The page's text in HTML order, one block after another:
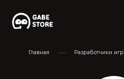
Главная Разработчики игр